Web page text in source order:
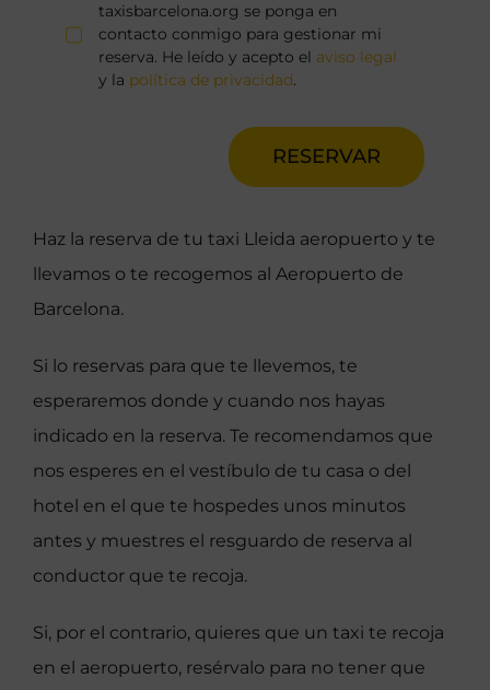
taxisbarcelona.org se ponga en
contacto conmigo para gestionar mi
reserva. He leído y acepto el aviso legal
y la política de privacidad.
RESERVAR
Haz la reserva de tu taxi Lleida aeropuerto y te
llevamos o te recogemos al Aeropuerto de
Barcelona.
Si lo reservas para que te llevemos, te
esperaremos donde y cuando nos hayas
indicado en la reserva. Te recomendamos que
nos esperes en el vestíbulo de tu casa o del
hotel en el que te hospedes unos minutos
antes y muestres el resguardo de reserva al
conductor que te recoja.
Si, por el contrario, quieres que un taxi te recoja
en el aeropuerto, resérvalo para no tener que